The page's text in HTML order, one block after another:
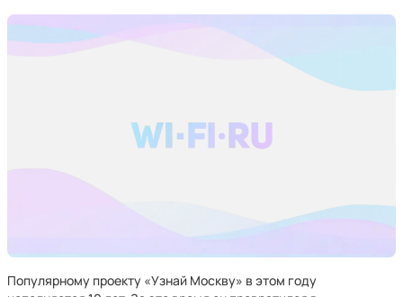
Популярному проекту «Узнай Москву» в этом году